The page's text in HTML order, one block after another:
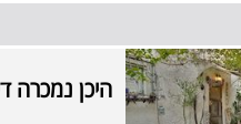
היכן נמכרה